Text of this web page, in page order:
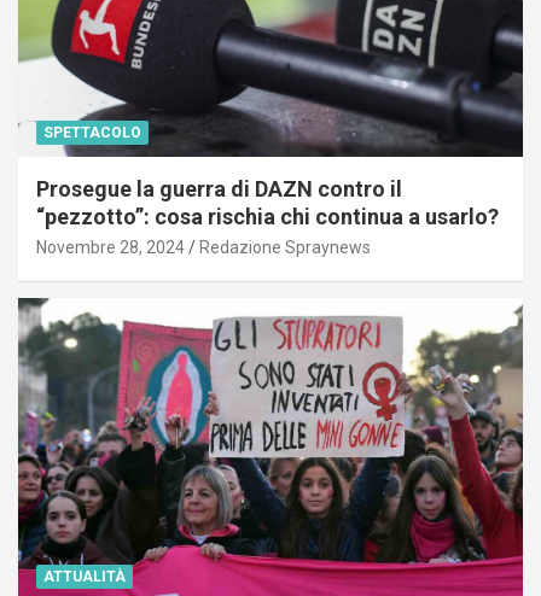
SPETTACOLO
Prosegue la guerra di DAZN contro il
“pezzotto”: cosa rischia chi continua a usarlo?
Novembre 28, 2024 Redazione Spraynews
ATTUALITÀ